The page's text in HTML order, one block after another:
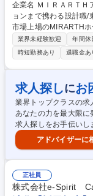
企業名 ＭＩＲＡＲＴＨアーキテクト
ョンまで携わる設計職/東証プライ
市場上場のMIRARTH
理全般をお任せいたし
がらプロジェクトをスムーズ
上がってくるプランの
の外観デザインや街並
販売図面のチェック(
(治まり)チェック/施工
ェック ■外注先(設計事
ョン■スケジュール進行確認および全
ョンまで携わる設計職/
業界未経験歓迎 年間休
時短勤務あり
退職金あ
求人探しにお
業界トップクラスの求
あなたの力を最大限に
求人探しをお手伝いし
アドバイザーに
正社員
株式会社e-Spirit